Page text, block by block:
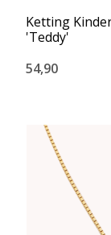
Ketting
'Teddy'
54,90